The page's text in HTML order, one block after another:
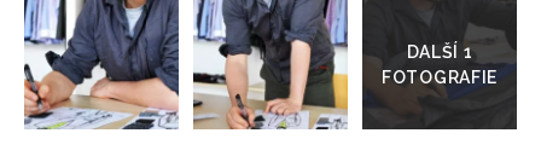
galerie